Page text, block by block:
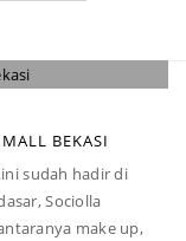
BEKASI
sudah hadir di
Sociolla
make up,